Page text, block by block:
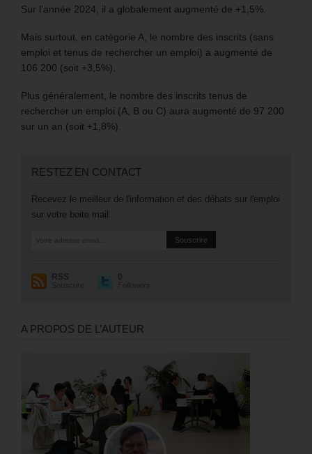
Sur l’année 2024, il a globalement augmenté de +1,5%.
Mais surtout, en catégorie A, le nombre des inscrits (sans
emploi et tenus de rechercher un emploi) a augmenté de
106 200 (soit +3,5%).
Plus généralement, le nombre des inscrits tenus de
rechercher un emploi (A, B ou C) aura augmenté de 97 200
sur un an (soit +1,8%).
RESTEZ EN CONTACT
Recevez le meilleur de l'information et des débats sur l'emploi
sur votre boite mail.
RSS
Souscrire
0
Followers
A PROPOS DE L’AUTEUR